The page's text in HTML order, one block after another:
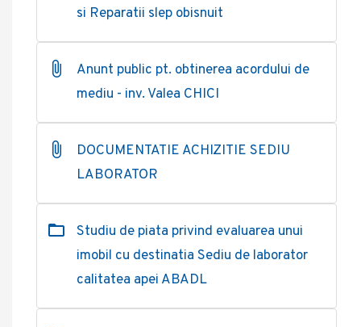
si Reparatii slep obisnuit
Anunt public pt. obtinerea acordului de
mediu - inv. Valea CHICI
DOCUMENTATIE ACHIZITIE SEDIU
LABORATOR
Studiu de piata privind evaluarea unui
imobil cu destinatia Sediu de laborator
calitatea apei ABADL